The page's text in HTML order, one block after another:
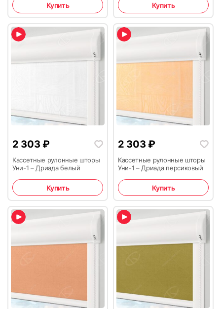
Купить Купить
2 303 ₽
Кассетные рулонные шторы
Уни-1 – Дриада белый
Купить
2 303 ₽
Кассетные рулонные шторы
Уни-1 – Дриада персиковый
Купить